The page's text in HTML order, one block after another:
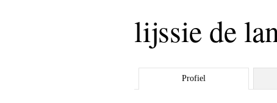
familie
lijssie de
Profiel